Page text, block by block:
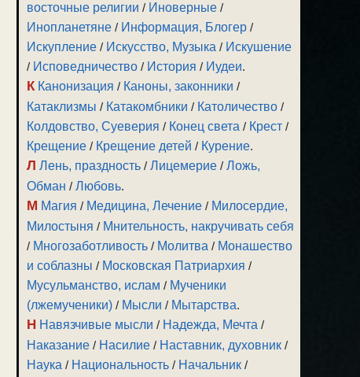
восточные религии / Иноверные /
Инопланетяне / Информация, Блогер /
Искупление / Искусство, Музыка / Искушение
/ Исповедничество / История / Иудеи.
К Канонизация / Каноны, законники /
Катаклизмы / Катакомбники / Католичество /
Колдовство, Суеверия / Конец света / Крест /
Крещение / Крещение детей / Курение.
Л Лень, праздность /Лицемерие /Ложь,
Обман /Любовь.
М Магия / Медицина, Лечение / Милосердие,
Милостыня / Мнительность, накручивать себя
/ Многозаботливость / Молитва / Монашество
и соблазны / Московская Патриархия /
Мусульманство, ислам / Мученики
(лжемученики) / Мысли / Мытарства.
Н Навязчивые мысли / Надежда, Мечта /
Наказание / Насилие / Наставник, духовник /
Наука / Национальность / Начальник /